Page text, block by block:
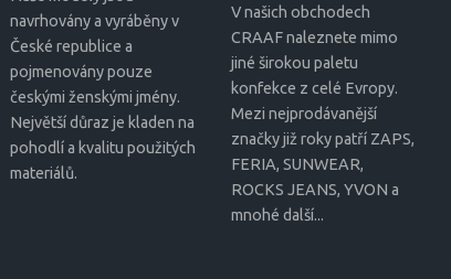
navrhovány a vyráběny v
České republice a
pojmenovány pouze
českými ženskými jmény.
Největší důraz je kladen na
pohodlí a kvalitu použitých
materiálů.
V našich obchodech
CRAAF naleznete mimo
jiné širokou paletu
konfekce z celé Evropy.
Mezi nejprodávanější
značky již roky patří ZAPS,
FERIA, SUNWEAR,
ROCKS JEANS, YVON a
mnohé další...